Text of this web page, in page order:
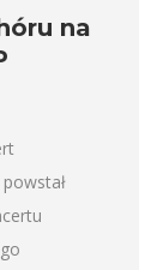
na